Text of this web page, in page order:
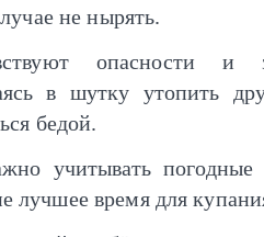
не нырять.
опасности и
в шутку утопить
бедой.
учитывать погодные
время для